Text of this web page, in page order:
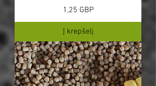
Kaina
1,25 GBP
Į krepšelį